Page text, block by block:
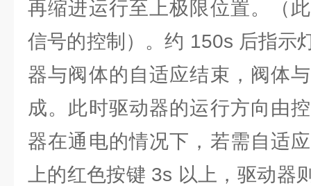
再缩进运行至上极限位置。（
信号的控制）。约 150s 后指示
器与阀体的自适应结束，阀体
成。此时驱动器的运行方向由
器在通电的情况下，若需自适
上的红色按键 3s 以上，驱动器